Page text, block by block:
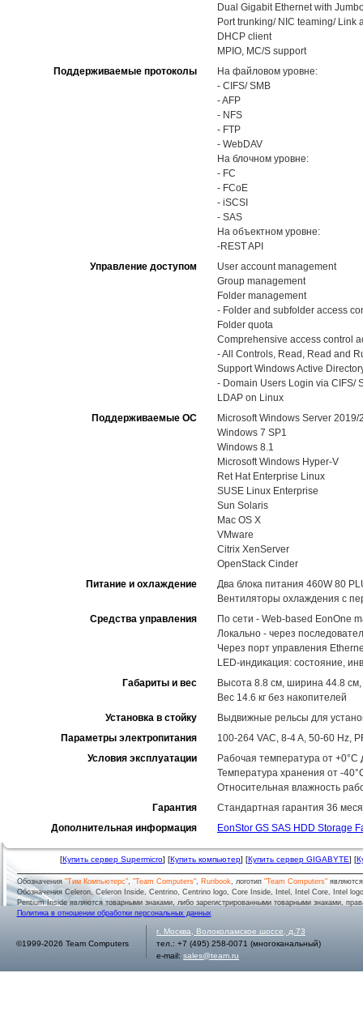
Dual Gigabit Ethernet with
Port trunking/ NIC teaming/ Link
DHCP client
MPIO, MC/S support
Поддерживаемые протоколы
На файловом уровне:
- CIFS/ SMB
- AFP
- NFS
- FTP
- WebDAV
На блочном уровне:
- FC
- FCoE
- iSCSI
- SAS
На объектном уровне:
-REST API
Управление доступом
User account management
Group management
Folder management
- Folder and subfolder access
Folder quota
Comprehensive access control
- All Controls, Read, Read and
Support Windows Active
- Domain Users Login via CIFS/
LDAP on Linux
Поддерживаемые ОС
Microsoft Windows Server
Windows 7 SP1
Windows 8.1
Microsoft Windows Hyper-V
Ret Hat Enterprise Linux
SUSE Linux Enterprise
Sun Solaris
Mac OS X
VMware
Citrix XenServer
OpenStack Cinder
Питание и охлаждение
Два блока питания 460W 80
Вентиляторы охлаждения с
Средства управления
По сети - Web-based EonOne
Локально - через
Через порт управления
LED-индикация: состояние,
Габариты и вес
Высота 8.8 см, ширина 44.8 см,
Вес 14.6 кг без накопителей
Установка в стойку
Выдвижные рельсы для
Параметры электропитания
100-264 VAC, 8-4 A, 50-60 Hz,
Условия эксплуатации
Рабочая температура от +0°C
Температура хранения от -
Относительная влажность
Гарантия
Стандартная гарантия 36
Дополнительная информация
EonStor GS SAS HDD Storage
[Купить сервер Supermicro] [Купить компьютер] [Купить сервер GIGABYTE] [
Обозначения"Тим Компьютерс", "Team Computers", Runbook, логотип "Team Computers"
Обозначения Celeron, Celeron Inside, Centrino, Centrino logo, Core Inside, Intel, Intel Core, Intel
Pentium Inside являются товарными знаками, либо зарегистрированными товарными знаками,
Политика в отношении обработки персональных данных
©1999-2026 Team Computers
г. Москва
Волоколамское шоссе, д.73
тел.: +7 (495) 258-0071 (многоканальный)
e-mail: sales@team.ru